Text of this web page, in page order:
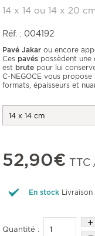
14 x 14 ou 14 x 20 cm
Réf. : 004192
Pavé Jakar ou encore
Ces pavés possèdent une
est brute pour lui
C-NEGOCE vous
formats, épaisseurs et
52,90€ TTC
En stock
Quantité :